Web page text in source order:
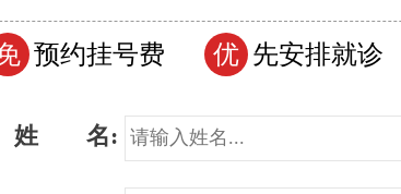
预约挂号费 优 先安排就诊
姓 名: